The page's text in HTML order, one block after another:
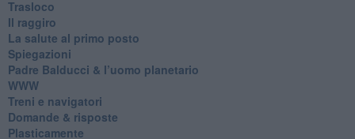
Trasloco
Il raggiro
​La salute al primo posto
Spiegazioni
Padre Balducci & l’uomo planetario
WWW
​Treni e navigatori
​Domande & risposte
​Plasticamente